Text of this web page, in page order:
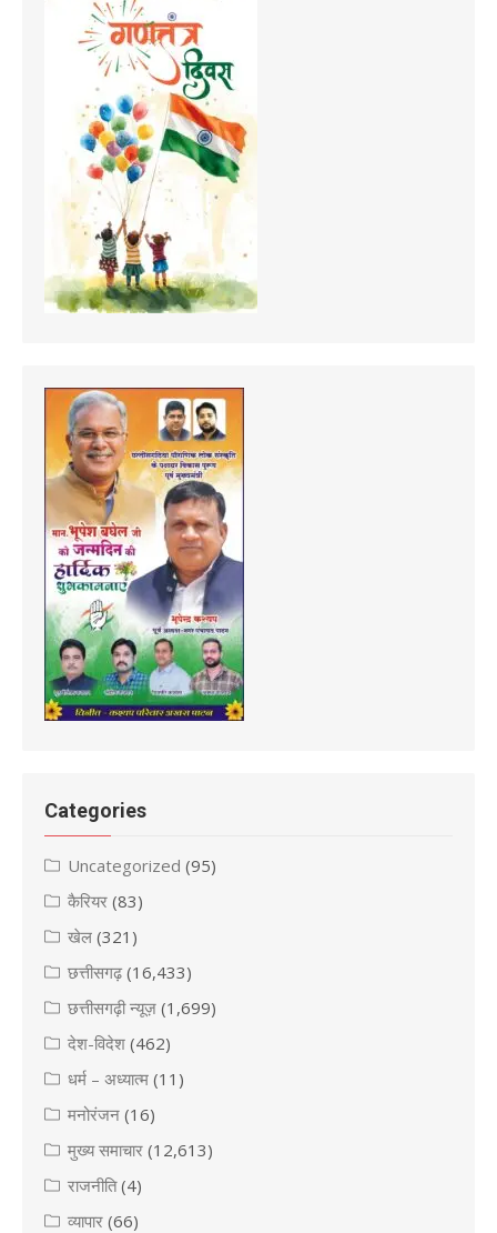
Categories
Uncategorized (95)
कैरियर (83)
खेल (321)
छत्तीसगढ़(16,433)
छत्तीसगढ़ी न्यूज़ (1,699)
देश-विदेश (462)
धर्म – अध्यात्म (11)
मनोरंजन (16)
मुख्य समाचार (12,613)
राजनीति(4)
व्यापार (66)